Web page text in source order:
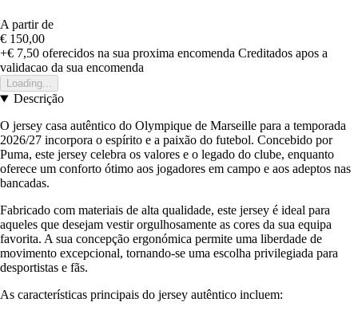
A partir de
€ 150,00
+€ 7,50 oferecidos na sua proxima encomenda Creditados apos a
validacao da sua encomenda
Loading...
Descrição
O jersey casa autêntico do Olympique de Marseille para a temporada
2026/27 incorpora o espírito e a paixão do futebol. Concebido por
Puma, este jersey celebra os valores e o legado do clube, enquanto
oferece um conforto ótimo aos jogadores em campo e aos adeptos nas
bancadas.
Fabricado com materiais de alta qualidade, este jersey é ideal para
aqueles que desejam vestir orgulhosamente as cores da sua equipa
favorita. A sua concepção ergonómica permite uma liberdade de
movimento excepcional, tornando-se uma escolha privilegiada para
desportistas e fãs.
As características principais do jersey autêntico incluem: